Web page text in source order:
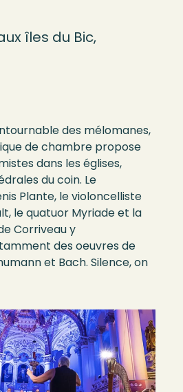
îles du Bic,
des mélomanes,
de chambre propose
dans les églises,
du coin. Le
Plante, le violoncelliste
le quatuor Myriade et la
Corriveau y
des oeuvres de
et Bach. Silence, on